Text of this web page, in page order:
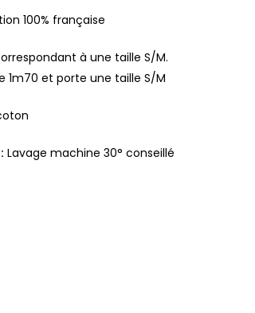
100% française
à une taille S/M.
1m70 et porte une taille S/M
Lavage machine 30° conseillé